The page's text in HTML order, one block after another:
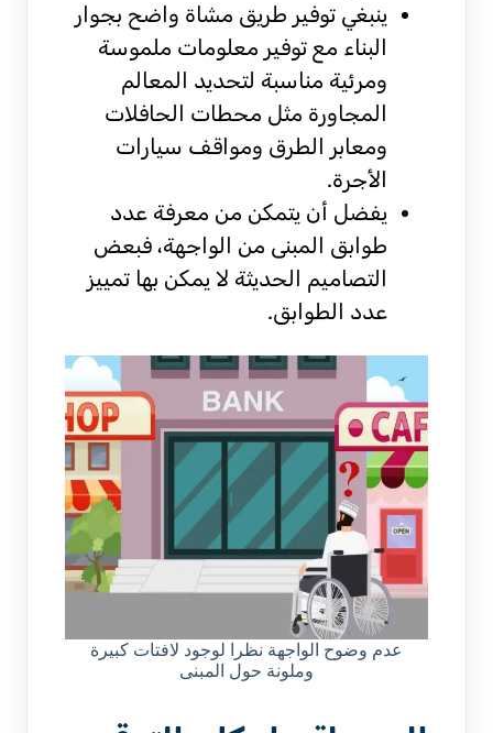
ينبغي توفير طريق مشاة واضح بجوار
البناء مع توفير معلومات ملموسة
ومرئية مناسبة لتحديد المعالم
المجاورة مثل محطات الحافلات
ومعابر الطرق ومواقف سيارات
الأجرة.
يفضل أن يتمكن من معرفة عدد
طوابق المبنى من الواجهة، فبعض
التصاميم الحديثة لا يمكن بها تمييز
عدد الطوابق.
عدم وضوح الواجهة نظرا لوجود لافتات كبيرة
وملونة حول المبنى